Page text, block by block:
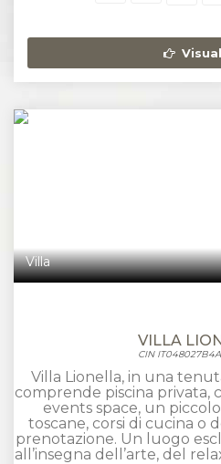
Villa
VILLA
CIN
Villa Lionella, in una
comprende piscina privata,
events space, un
toscane, corsi di cucina o
prenotazione. Un luogo
all’insegna dell’arte, del